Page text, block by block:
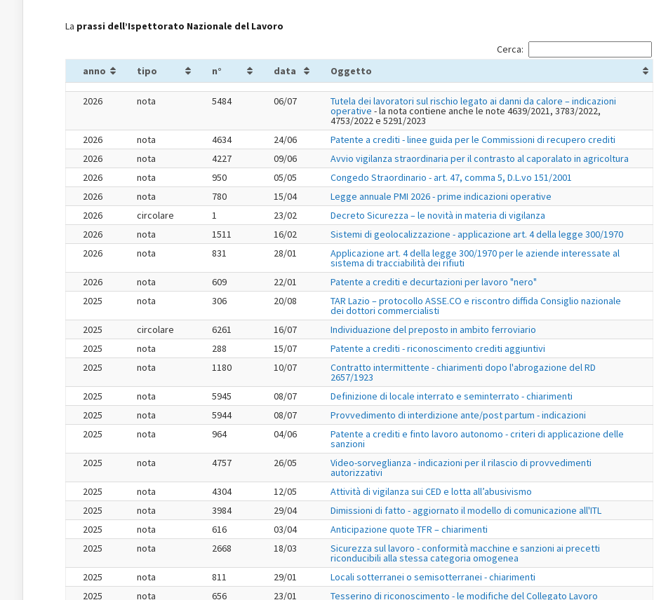
La prassi dell’Ispettorato Nazionale del Lavoro
Cerca:
anno
tipo n° data Oggetto
2026 nota 5484 06/07 Tutela dei lavoratori sul rischio legato ai danni da calore – indicazioni
operative - la nota contiene anche le note 4639/2021, 3783/2022,
4753/2022 e 5291/2023
2026
nota 4634 24/06
Patente a crediti - linee guida per le Commissioni di recupero crediti
2026
nota 4227 09/06
Avvio vigilanza straordinaria per il contrasto al caporalato in agricoltura
2026
nota 950 05/05
Congedo Straordinario - art. 47, comma 5, D.L.vo 151/2001
2026
nota 780 15/04
Legge annuale PMI 2026 - prime indicazioni operative
2026
circolare 1 23/02
Decreto Sicurezza – le novità in materia di vigilanza
2026
nota 1511 16/02
Sistemi di geolocalizzazione - applicazione art. 4 della legge 300/1970
2026
nota 831 28/01 Applicazione art. 4 della legge 300/1970 per le aziende interessate al
sistema di tracciabilità dei rifiuti
2026
nota 609 22/01
Patente a crediti e decurtazioni per lavoro "nero"
2025
nota 306 20/08 TAR Lazio – protocollo ASSE.CO e riscontro diffida Consiglio nazionale
dei dottori commercialisti
2025
circolare 6261 16/07
Individuazione del preposto in ambito ferroviario
2025
nota 288 15/07
Patente a crediti - riconoscimento crediti aggiuntivi
2025
nota 1180 10/07 Contratto intermittente - chiarimenti dopo l'abrogazione del RD
2657/1923
2025
nota 5945 08/07
Definizione di locale interrato e seminterrato - chiarimenti
2025
nota 5944 08/07
Provvedimento di interdizione ante/post partum - indicazioni
2025
nota 964 04/06 Patente a crediti e finto lavoro autonomo - criteri di applicazione delle
sanzioni
2025
nota 4757 26/05 Video-sorveglianza - indicazioni per il rilascio di provvedimenti
autorizzativi
2025
nota 4304 12/05
Attività di vigilanza sui CED e lotta all’abusivismo
2025
nota 3984 29/04
Dimissioni di fatto - aggiornato il modello di comunicazione all'ITL
2025
nota 616 03/04
Anticipazione quote TFR – chiarimenti
2025
nota 2668 18/03 Sicurezza sul lavoro - conformità macchine e sanzioni ai precetti
riconducibili alla stessa categoria omogenea
2025
nota 811 29/01
Locali sotterranei o semisotterranei - chiarimenti
2025
nota 656 23/01 Tesserino di riconoscimento - le modifiche del Collegato Lavoro